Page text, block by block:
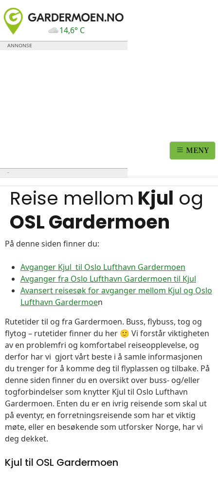
14,6° C
MENY
Reise mellom Kjul og
OSL Gardermoen
På denne siden finner du:
Avganger Kjul til Oslo Lufthavn Gardermoen
Avganger fra Oslo Lufthavn Gardermoen til Kjul
Avansert reisesøk for avganger mellom Kjul og Oslo
Lufthavn Gardermoen
Rutetider til og fra Gardermoen. Buss, flybuss, tog og
flytog – rutetider finner du her 🙂 Vi forstår viktigheten
av en problemfri og komfortabel reiseopplevelse, og
derfor har vi gjort vårt beste i å samle informasjonen
du trenger for å komme deg til flyplassen og tilbake. På
denne siden finner du en oversikt over buss- og/eller
togforbindelser som knytter Kjul til Oslo Lufthavn
Gardermoen. Enten du er en ivrig reisende som skal ut
på eventyr, en forretningsreisende som har et viktig
møte, eller en besøkende som utforsker Norge, har vi
deg dekket.
Kjul til OSL Gardermoen